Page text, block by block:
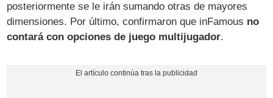
posteriormente se le irán sumando otras de mayores
dimensiones. Por último, confirmaron que inFamous no
contará con opciones de juego multijugador.